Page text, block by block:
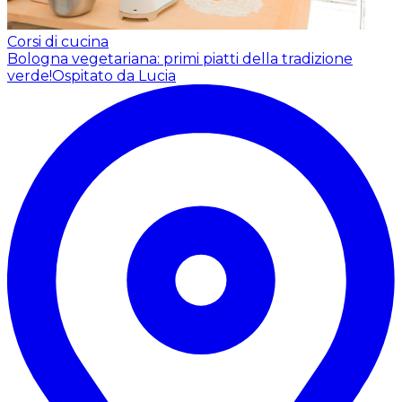
Corsi di cucina
Bologna vegetariana: primi piatti della tradizione
verde!Ospitato da Lucia